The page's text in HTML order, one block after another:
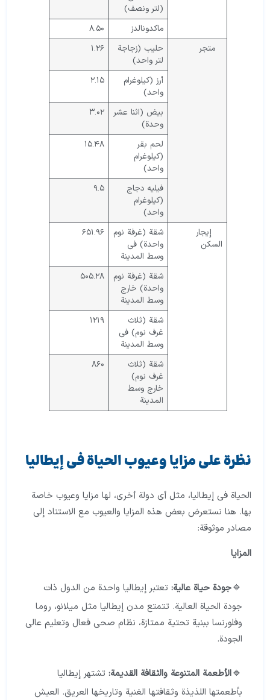
(لتر ونصف)
ماكدونالدز
٨.٥٠
متجر
حليب (زجاجة
لتر واحد)
١.٢٦
أرز (كيلوغرام
واحد)
٢.١٥
بيض (اثنا عشر
وحدة)
٣.٠٢
لحم بقر
(كيلوغرام
واحد)
١٥.٤٨
فيليه دجاج
(كيلوغرام
واحد)
٩.٥
إيجار
السكن
شقة (غرفة نوم
واحدة) في
وسط المدينة
٦٥١.٩٦
شقة (غرفة نوم
واحدة) خارج
وسط المدينة
٥٠٥.٢٨
شقة (ثلاث
غرف نوم) في
وسط المدينة
١٢١٩
شقة (ثلاث
غرف نوم)
خارج وسط
المدينة
٨٦٠
نظرة على مزايا وعيوب الحياة في إيطاليا
الحياة في إيطاليا، مثل أي دولة أخرى، لها مزايا وعيوب خاصة
بها. هنا نستعرض بعض هذه المزايا والعيوب مع الاستناد إلى
مصادر موثوقة:
المزايا
جودة حياة عالية: تعتبر إيطاليا واحدة من الدول ذات
جودة الحياة العالية. تتمتع مدن إيطاليا مثل ميلانو، روما
وفلورنسا ببنية تحتية ممتازة، نظام صحي فعال وتعليم عالي
الجودة.
الأطعمة المتنوعة والثقافة القديمة: تشتهر إيطاليا
بأطعمتها اللذيذة وثقافتها الغنية وتاريخها العريق. العيش